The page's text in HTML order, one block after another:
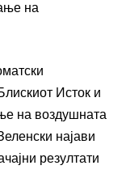
на
Исток и
на воздушната
најави
резултати